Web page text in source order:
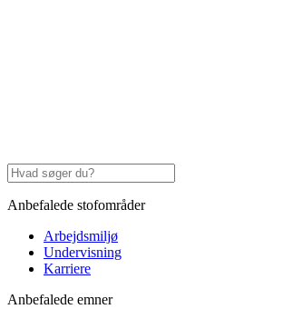
Anbefalede stofområder
Arbejdsmiljø
Undervisning
Karriere
Anbefalede emner